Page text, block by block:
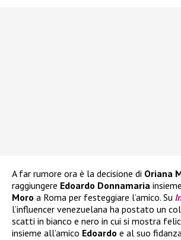
A far rumore ora è la decisione di Oriana
raggiungere Edoardo Donnamaria
Moro a Roma per festeggiare l’amico. Su
l’influencer venezuelana ha postato un
scatti in bianco e nero in cui si mostra
insieme all’amico Edoardo e al suo